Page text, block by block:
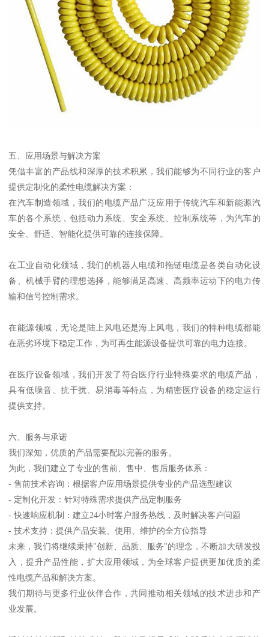
五、应用场景与解决方案
凭借丰富的产品线和深厚的技术积累，我们能够为不同行业的客户
提供定制化的柔性电缆解决方案：
在汽车制造领域，我们的电缆产品广泛应用于传统汽车和新能源汽
车的各个系统，包括动力系统、安全系统、控制系统等，为汽车的
安全、舒适、智能化提供可靠的连接保障。
在工业自动化领域，我们的机器人电缆和拖链电缆是各类自动化设
备、机械手臂的理想选择，能够满足高速、高频率运动下的电力传
输和信号控制需求。
在能源领域，无论是陆上风电还是海上风电，我们的特种电缆都能
在恶劣环境下稳定工作，为可再生能源设备提供可靠的电力连接。
在医疗设备领域，我们开发了符合医疗行业特殊要求的电缆产品，
具有低噪音、抗干扰、易消毒等特点，为精密医疗设备的稳定运行
提供支持。
六、服务与承诺
我们深知，优质的产品需要配以完善的服务。
为此，我们建立了专业的售前、售中、售后服务体系：
- 售前技术咨询：根据客户应用场景提供专业的产品选型建议
- 定制化开发：针对特殊需求提供产品定制服务
- 快速响应机制：建立24小时客户服务热线，及时解决客户问题
- 技术支持：提供产品安装、使用、维护的全方位指导
未来，我们将继续秉持"创新、品质、服务"的理念，不断加大研发投
入，提升产品性能，扩大应用领域，为全球客户提供更加优质的柔
性电缆产品和解决方案。
我们期待与更多行业伙伴合作，共同推动相关领域的技术进步和产
业发展。